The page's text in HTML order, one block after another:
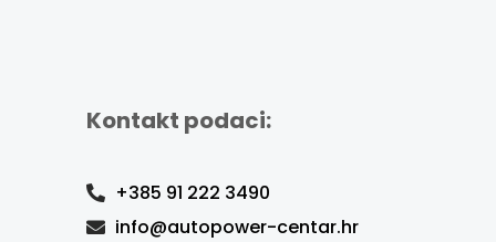
Kontakt podaci:
+385 91 222 3490
info@autopower-centar.hr